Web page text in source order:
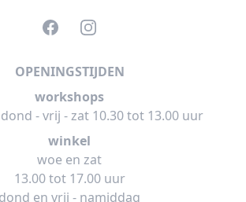
FacebookInstagram
OPENINGSTIJDEN
workshops
- vrij - zat 10.30 tot 13.00 uur
winkel
woe en zat
13.00 tot 17.00 uur
dond en vrij - namiddag